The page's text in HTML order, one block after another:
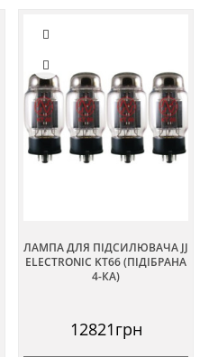
ЛАМПА ДЛЯ ПІДСИЛЮВАЧА JJ
ELECTRONIC KT66 (ПІДІБРАНА
4-КА)
12821грн